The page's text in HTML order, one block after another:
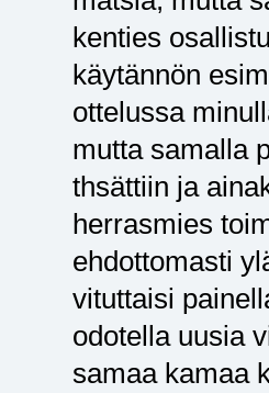
kenties
käytännön
ottelussa
mutta samalla
thsättiin ja
herrasmies
ehdottomasti
vituttaisi
odotella uusia
samaa kamaa